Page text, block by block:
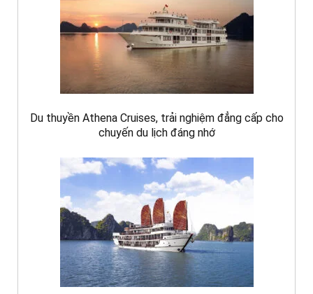
Du thuyền Athena Cruises, trải nghiệm đẳng cấp cho
chuyến du lịch đáng nhớ